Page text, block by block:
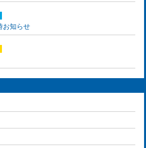
お知らせ